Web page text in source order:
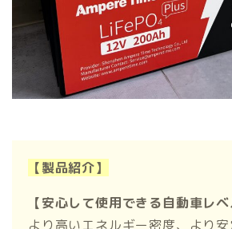
【製品紹介】
【安心して使用できる自動車レベ
より高いエネルギー密度、より